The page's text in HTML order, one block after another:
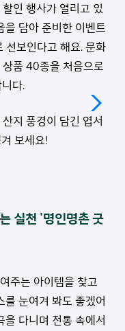
인 행사가 열리고 있
담아 준비한 이벤트
선보인다고 해요. 문화
품 40종을 처음으로
다.
지 풍경이 담긴 엽서
보세요!
실천 '명인명촌 굿
주는 아이템을 찾고
눈여겨 봐도 좋겠어
다니며 전통 속에서